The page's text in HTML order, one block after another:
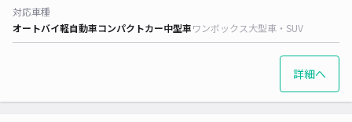
対応車種
オートバイ軽自動車コンパクトカー中型車ワンボックス大型車・SUV
詳細へ